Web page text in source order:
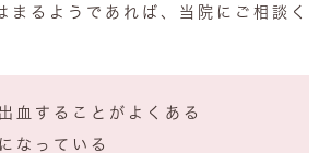
まるようであれば、当院にご相談く
血することがよくある
なっている